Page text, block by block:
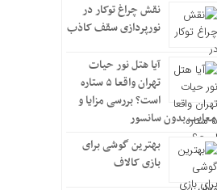
نقش چراغ توکار در
نورپردازی سقف کاذب
آیا هتل نور حیات
تهران واقعا ۵ ستاره
است؟ بررسی مزایا و
معایب بدون سانسور
بهترین گوشی برای
بازی کالاف